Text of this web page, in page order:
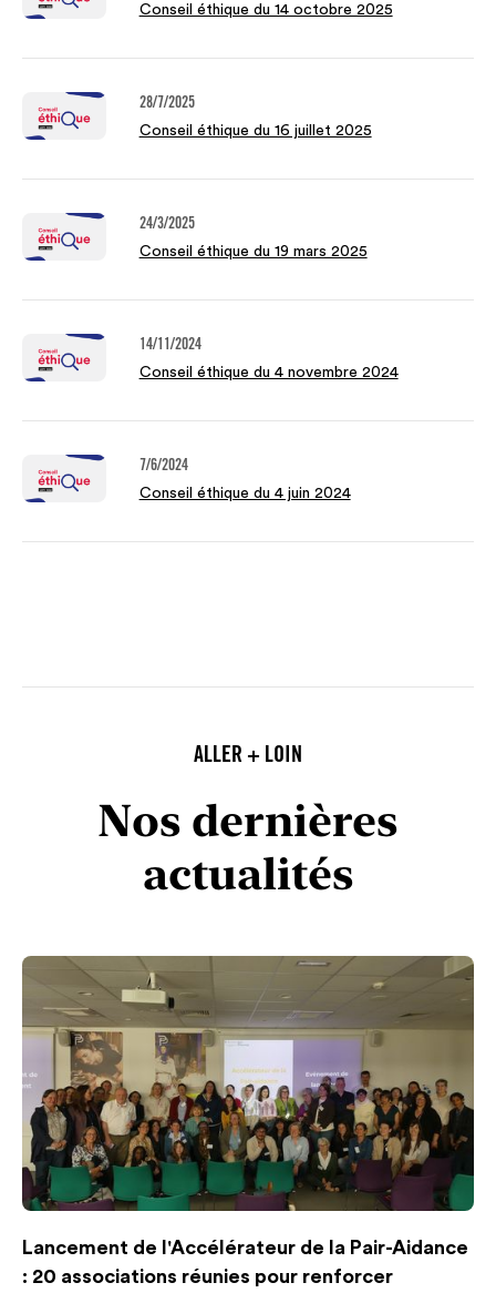
Conseil éthique du 14 octobre 2025
28/7/2025
Conseil éthique du 16 juillet 2025
24/3/2025
Conseil éthique du 19 mars 2025
14/11/2024
Conseil éthique du 4 novembre 2024
7/6/2024
Conseil éthique du 4 juin 2024
ALLER + LOIN
Nos dernières
actualités
Lancement de l'Accélérateur de la Pair-Aidance
: 20 associations réunies pour renforcer